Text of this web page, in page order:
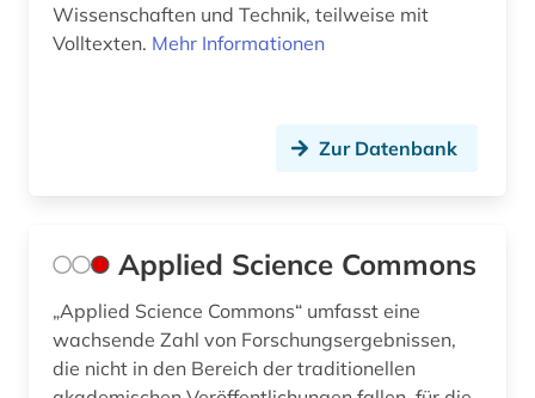
geschichte (2)
globalisierung (1)
glossar (1)
grafik (1)
Wissenschaften und Technik, teilweise mit
Volltexten. Mehr Informationen
Zur Datenbank
Applied Science Commons
„Applied Science Commons“ umfasst eine
wachsende Zahl von Forschungsergebnissen,
die nicht in den Bereich der traditionellen